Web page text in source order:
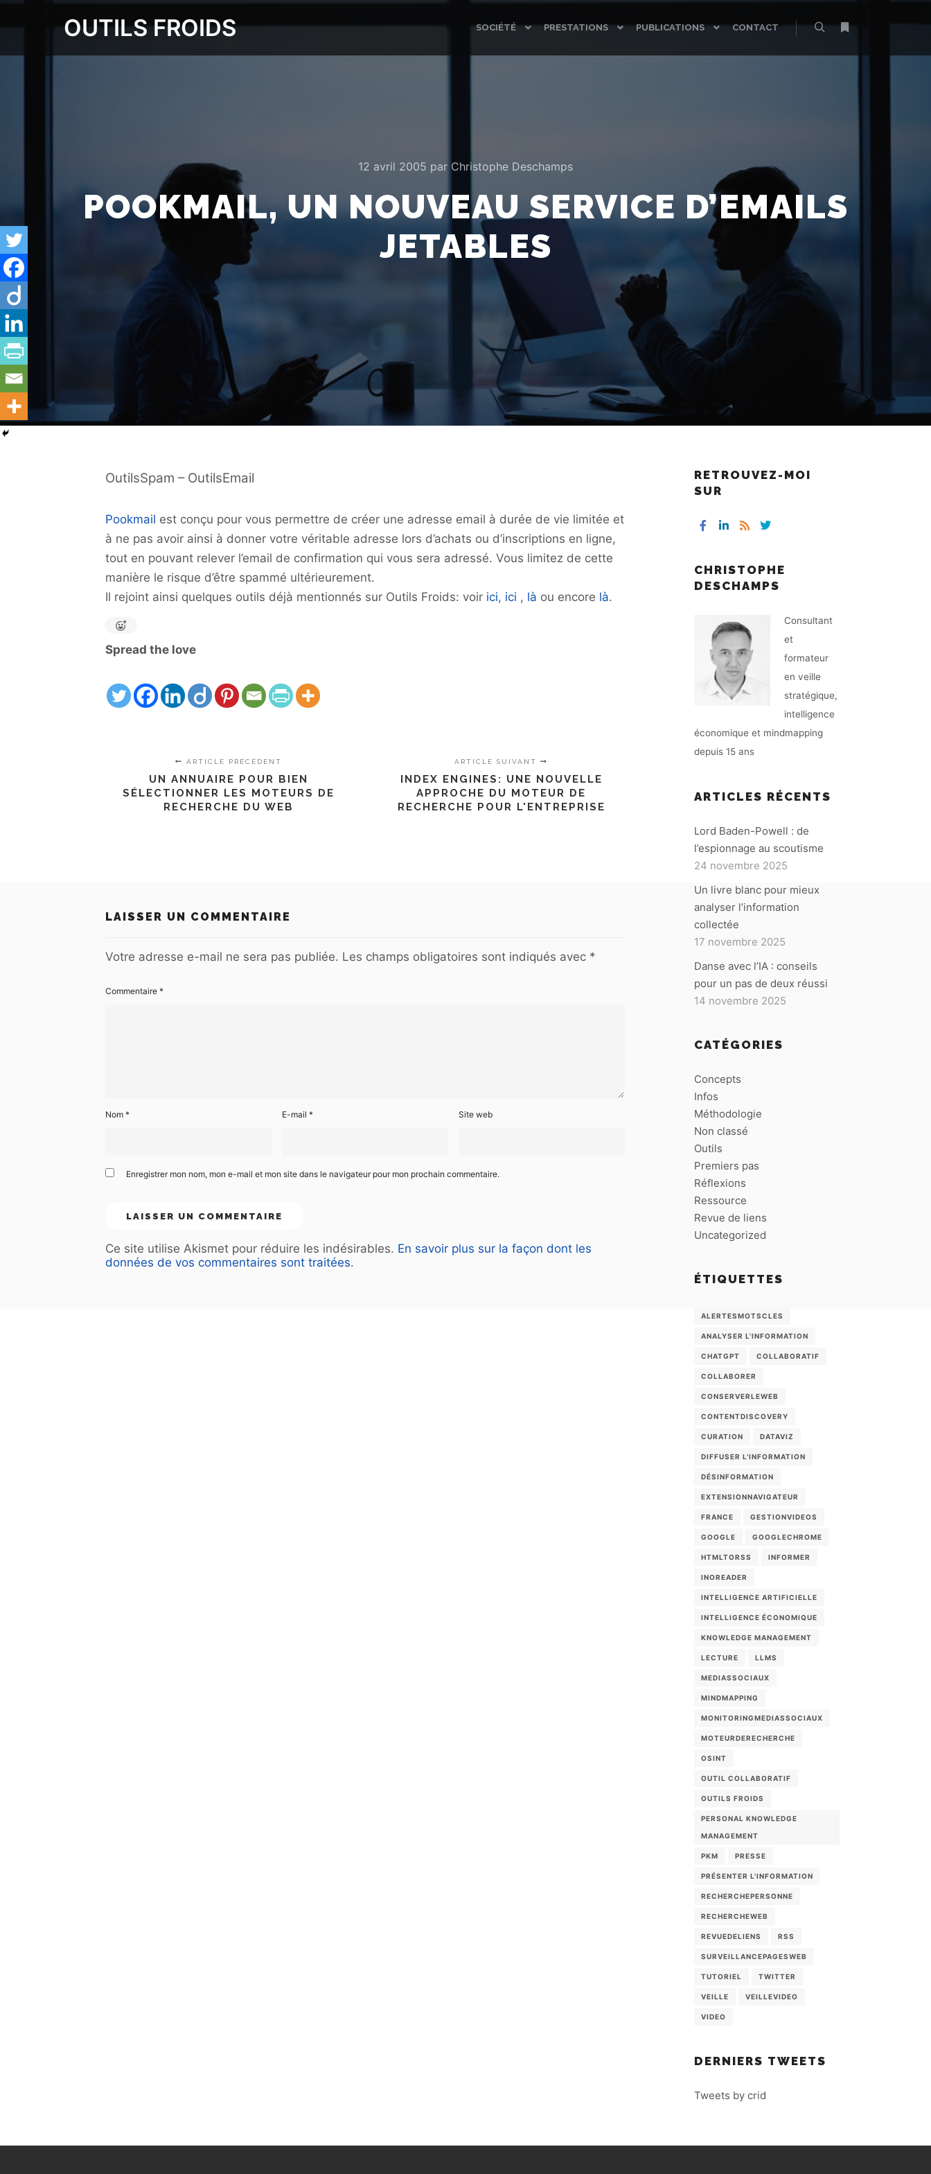
OUTILS FROIDS SOCIÉTÉ PRESTATIONS PUBLICATIONS
CONTACT
12 avril 2005 par Christophe Deschamps
POOKMAIL, UN NOUVEAU SERVICE D’EMAILS
JETABLES
OutilsSpam – OutilsEmail
Pookmail est conçu pour vous permettre de créer une adresse email à durée de vie limitée et
à ne pas avoir ainsi à donner votre véritable adresse lors d’achats ou d’inscriptions en ligne,
tout en pouvant relever l’email de confirmation qui vous sera adressé. Vous limitez de cette
manière le risque d’être spammé ultérieurement.
Il rejoint ainsi quelques outils déjà mentionnés sur Outils Froids: voir ici, ici , là ou encore là.
Spread the love
ARTICLE PRÉCÉDENT
UN ANNUAIRE POUR BIEN
SÉLECTIONNER LES MOTEURS DE
RECHERCHE DU WEB
ARTICLE SUIVANT
INDEX ENGINES: UNE NOUVELLE
APPROCHE DU MOTEUR DE
RECHERCHE POUR L'ENTREPRISE
LAISSER UN COMMENTAIRE
Votre adresse e-mail ne sera pas publiée. Les champs obligatoires sont indiqués avec *
Commentaire *
Nom * E-mail * Site web
Enregistrer mon nom, mon e-mail et mon site dans le navigateur pour mon prochain commentaire.
Ce site utilise Akismet pour réduire les indésirables. En savoir plus sur la façon dont les
données de vos commentaires sont traitées.
RETROUVEZ-MOI
SUR
CHRISTOPHE
DESCHAMPS
Consultant
et
formateur
en veille
stratégique,
intelligence
économique et mindmapping
depuis 15 ans
ARTICLES RÉCENTS
Lord Baden-Powell : de
l’espionnage au scoutisme
24 novembre 2025
Un livre blanc pour mieux
analyser l’information
collectée
17 novembre 2025
Danse avec l’IA : conseils
pour un pas de deux réussi
14 novembre 2025
CATÉGORIES
Concepts
Infos
Méthodologie
Non classé
Outils
Premiers pas
Réflexions
Ressource
Revue de liens
Uncategorized
ÉTIQUETTES
ALERTESMOTSCLES
ANALYSER L'INFORMATION
CHATGPT COLLABORATIF
COLLABORER
CONSERVERLEWEB
CONTENTDISCOVERY
CURATION DATAVIZ
DIFFUSER L'INFORMATION
DÉSINFORMATION
EXTENSIONNAVIGATEUR
FRANCE GESTIONVIDEOS
GOOGLE GOOGLECHROME
HTMLTORSS INFORMER
INOREADER
INTELLIGENCE ARTIFICIELLE
INTELLIGENCE ÉCONOMIQUE
KNOWLEDGE MANAGEMENT
LECTURE LLMS
MEDIASSOCIAUX
MINDMAPPING
MONITORINGMEDIASSOCIAUX
MOTEURDERECHERCHE
OSINT
OUTIL COLLABORATIF
OUTILS FROIDS
PERSONAL KNOWLEDGE
MANAGEMENT
PKM PRESSE
PRÉSENTER L'INFORMATION
RECHERCHEPERSONNE
RECHERCHEWEB
REVUEDELIENS RSS
SURVEILLANCEPAGESWEB
TUTORIEL TWITTER
VEILLE VEILLEVIDEO
VIDEO
DERNIERS TWEETS
Tweets by crid